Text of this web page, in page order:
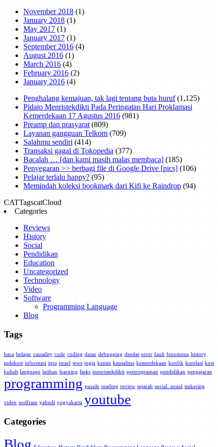
November 2018 (1)
January 2018 (1)
May 2017 (1)
January 2017 (1)
September 2016 (4)
August 2016 (1)
March 2016 (4)
February 2016 (2)
January 2016 (4)
Penghalang kemajuan, tak lagi tentang buta huruf (1,125)
Pidato Menristekdikti Pada Peringatan Hari Proklamasi
Kemerdekaan 17 Agustus 2016 (981)
Preamp dan prasyarat (809)
Layanan gangguan Telkom (709)
Salahmu sendiri (414)
Transaksi gagal di Tokopedia (377)
Bacalah … [dan kami masih malas membaca] (185)
Penyegaran >> berbagi file di Google Drive [pics] (106)
Pelajar terlalu happy? (95)
Memindah koleksi bookmark dari Kifi ke Raindrop (94)
CATTagscatCloud
Categories
Reviews
History
Social
Pendidikan
Education
Uncategorized
Technology
Video
Software
Programming Language
Blog
Tags
baca belajar causality code coding dasar debugging deedat error fault fenomena history
indekost informasi iqra israel jews jogja kaitan kausalitas kemerdekaan konfik korelasi kost
kuliah language latihan learning links menristekdikti pemrograman pendidikan pengajaran
programming puzzle reading review sejarah social. sosial tinkering
video wolfram yahudi yogyakarta youtube
Categories